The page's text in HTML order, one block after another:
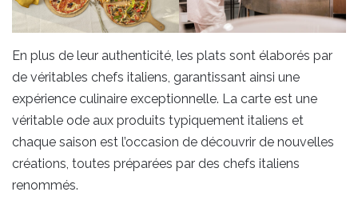
En plus de leur authenticité, les plats sont élaborés par
de véritables chefs italiens, garantissant ainsi une
expérience culinaire exceptionnelle. La carte est une
véritable ode aux produits typiquement italiens et
chaque saison est l’occasion de découvrir de nouvelles
créations, toutes préparées par des chefs italiens
renommés.